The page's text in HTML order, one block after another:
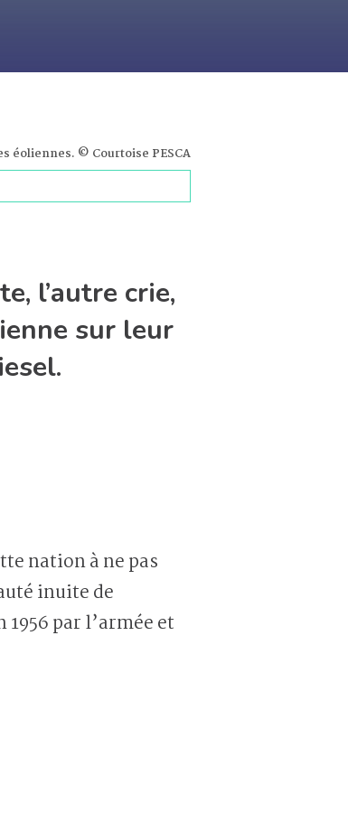
éoliennes. © Courtoise PESCA
l’autre crie,
sur leur
nation à ne pas
inuite de
par l’armée et